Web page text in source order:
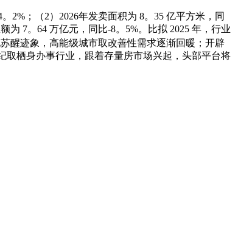
；（2）2026年发卖面积为 8。35 亿平方米，同
为 7。64 万亿元，同比-8。5%。比拟 2025 年，行业
醒迹象，高能级城市取改善性需求逐渐回暖；开辟
取栖身办事行业，跟着存量房市场兴起，头部平台将